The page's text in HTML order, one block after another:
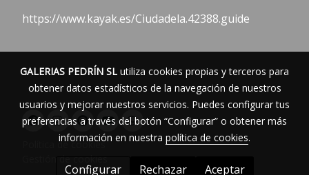
https://www.kayak.es/Ciudadela.42388.guide
Política de cookies
GALERIAS PEDRÍN SL utiliza cookies propias y terceros para
obtener datos estadísticos de la navegación de nuestros
usuarios y mejorar nuestros servicios. Puedes configurar tus
preferencias a través del botón “Configurar” o obtener más
información en nuestra política de cookies.
Configurar Rechazar Aceptar